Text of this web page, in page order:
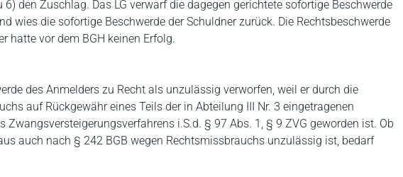
6) den Zuschlag. Das LG verwarf die dagegen gerichtete sofortige Beschwerde
wies die sofortige Beschwerde der Schuldner zurück. Die Rechtsbeschwerde
hatte vor dem BGH keinen Erfolg.
des Anmelders zu Recht als unzulässig verworfen, weil er durch die
auf Rückgewähr eines Teils der in Abteilung III Nr. 3 eingetragenen
Zwangsversteigerungsverfahrens i.S.d. § 97 Abs. 1, § 9 ZVG geworden ist. Ob
auch nach § 242 BGB wegen Rechtsmissbrauchs unzulässig ist, bedarf